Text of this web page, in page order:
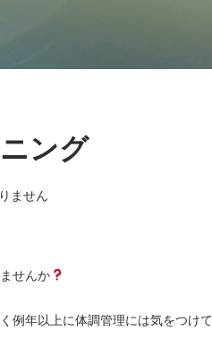
ング
ません
せんか
例年以上に体調管理には気をつけ